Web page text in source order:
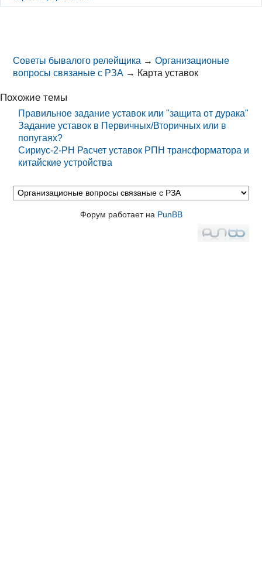
Советы бывалого релейщика →Организационые
вопросы связаные с РЗА → Карта уставок
Похожие темы
Правильное задание уставок или "защита от дурака"
Задание уставок в Первичных/Вторичных или в
попугаях?
Сириус-2-РН Расчет уставок РПН трансформатора и
китайские устройства
Форум работает на PunBB